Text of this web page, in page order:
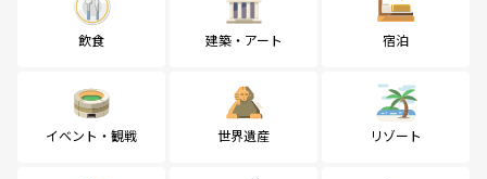
飲食 建築・アート 宿泊
イベント・観戦 世界遺産 リゾート